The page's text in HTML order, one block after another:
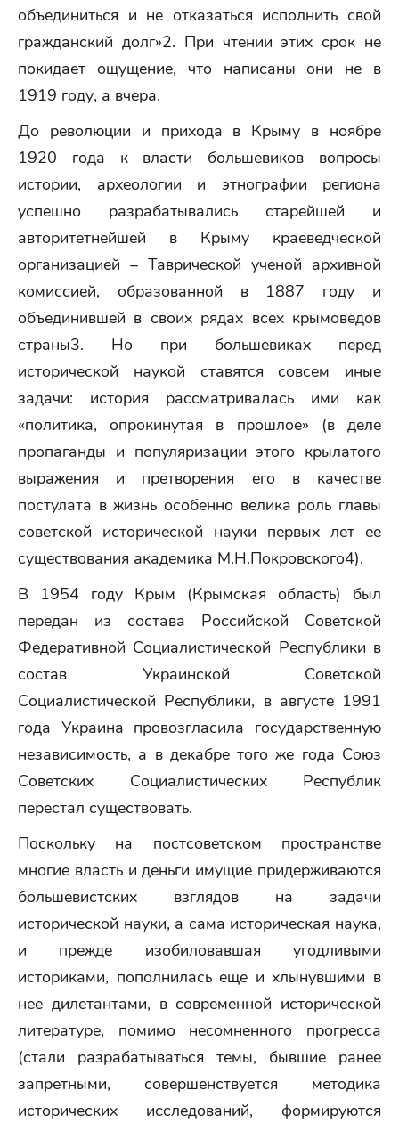
объединиться и не отказаться исполнить свой
гражданский долг»2. При чтении этих срок не
покидает ощущение, что написаны они не в
1919 году, а вчера.
До революции и прихода в Крыму в ноябре
1920 года к власти большевиков вопросы
истории, археологии и этнографии региона
успешно разрабатывались старейшей и
авторитетнейшей в Крыму краеведческой
организацией – Таврической ученой архивной
комиссией, образованной в 1887 году и
объединившей в своих рядах всех крымоведов
страны3. Но при большевиках перед
исторической наукой ставятся совсем иные
задачи: история рассматривалась ими как
«политика, опрокинутая в прошлое» (в деле
пропаганды и популяризации этого крылатого
выражения и претворения его в качестве
постулата в жизнь особенно велика роль главы
советской исторической науки первых лет ее
существования академика М.Н.Покровского4).
В 1954 году Крым (Крымская область) был
передан из состава Российской Советской
Федеративной Социалистической Республики в
состав Украинской Советской
Социалистической Республики, в августе 1991
года Украина провозгласила государственную
независимость, а в декабре того же года Союз
Советских Социалистических Республик
перестал существовать.
Поскольку на постсоветском пространстве
многие власть и деньги имущие придерживаются
большевистских взглядов на задачи
исторической науки, а сама историческая наука,
и прежде изобиловавшая угодливыми
историками, пополнилась еще и хлынувшими в
нее дилетантами, в современной исторической
литературе, помимо несомненного прогресса
(стали разрабатываться темы, бывшие ранее
запретными, совершенствуется методика
исторических исследований, формируются